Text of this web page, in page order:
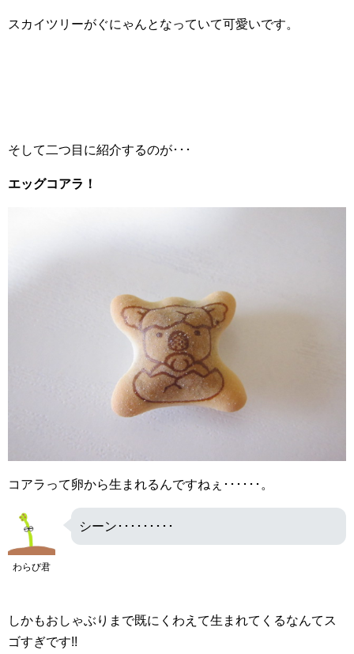
スカイツリーがぐにゃんとなっていて可愛いです。
そして二つ目に紹介するのが･･･
エッグコアラ！
コアラって卵から生まれるんですねぇ･･････。
わらび君
シーン･････････
しかもおしゃぶりまで既にくわえて生まれてくるなんてス
ゴすぎです!!